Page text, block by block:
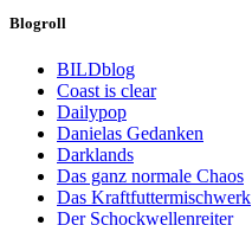
Blogroll
BILDblog
Coast is clear
Dailypop
Danielas Gedanken
Darklands
Das ganz normale Chaos
Das Kraftfuttermischwerk
Der Schockwellenreiter